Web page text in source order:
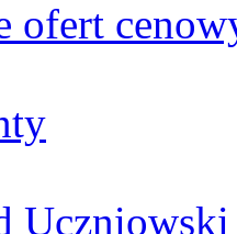
ofert
Uczniowski